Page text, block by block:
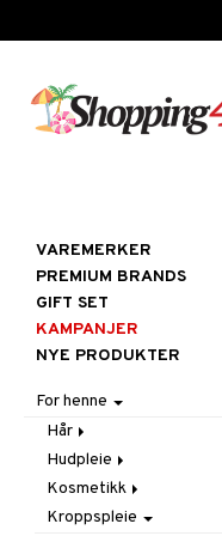
VAREMERKER
PREMIUM BRANDS
GIFT SET
KAMPANJER
NYE PRODUKTER
For henne
Hår
Accessoarer
Balsam
Børster / Kammer
Hudpleie
Ansiktscremer
Fet hud
Ansiktspleie
Kosmetikk
Gift Set
Kroppspleie